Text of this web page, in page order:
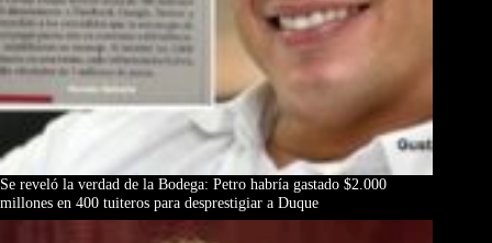
Se reveló la verdad de la Bodega: Petro habría gastado $2.000
millones en 400 tuiteros para desprestigiar a Duque